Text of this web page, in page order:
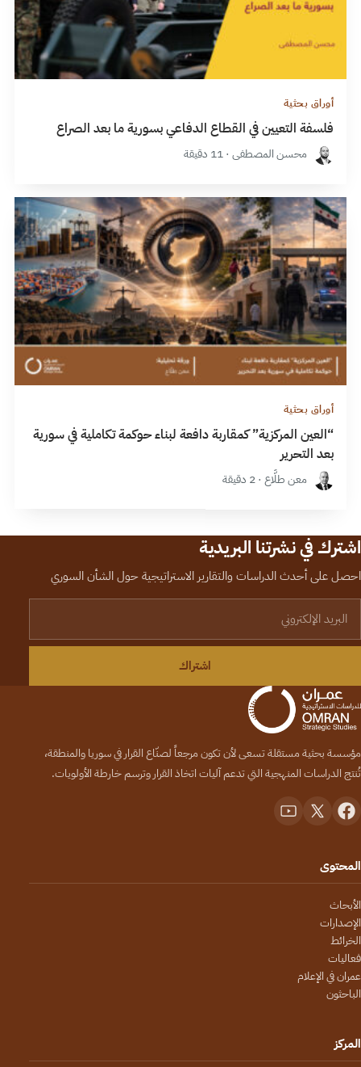
أوراق بحثية
فلسفة التعيين في القطاع الدفاعي بسورية ما بعد الصراع
محسن المصطفى · 11 دقيقة
أوراق بحثية
“العين المركزية” كمقاربة دافعة لبناء حوكمة تكاملية في سورية
بعد التحرير
معن طلَّاع · 2 دقيقة
اشترك في نشرتنا البريدية
احصل على أحدث الدراسات والتقارير الاستراتيجية حول الشأن السوري
اشتراك
مؤسسة بحثية مستقلة تسعى لأن تكون مرجعاً لصنّاع القرار في سوريا والمنطقة،
تُنتج الدراسات المنهجية التي تدعم آليات اتخاذ القرار وترسم خارطة الأولويات.
المحتوى
الأبحاث
الإصدارات
الخرائط
فعاليات
عمران في الإعلام
الباحثون
المركز